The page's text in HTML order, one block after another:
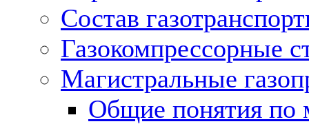
Состав
Газокомпрессорные
Магистральные
Общие понятия по